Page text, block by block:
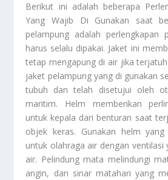
Berikut ini adalah beberapa
Yang Wajib Di Gunakan saat
pelampung adalah perlengkapan
harus selalu dipakai. Jaket ini
tetap mengapung di air jika
jaket pelampung yang di gunakan
tubuh dan telah disetujui oleh
maritim. Helm memberikan
untuk kepala dari benturan saat
objek keras. Gunakan helm
untuk olahraga air dengan ventilasi
air. Pelindung mata melindungi
angin, dan sinar matahari yang